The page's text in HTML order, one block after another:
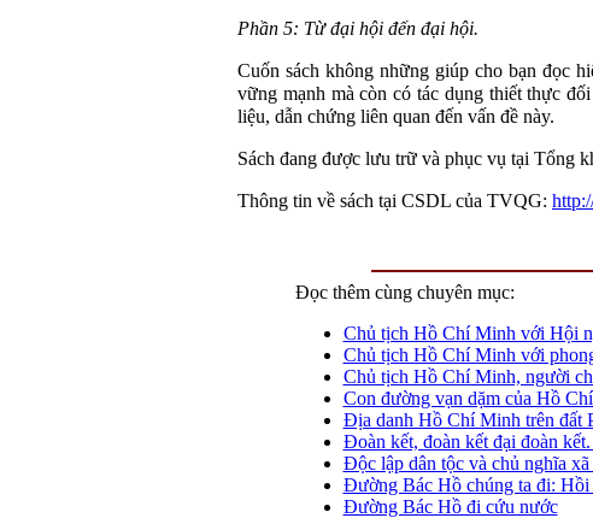
Phần 5: Từ đại hội đến đại hội.
Cuốn sách không những giúp cho bạn đọc
vững mạnh mà còn có tác dụng thiết thực
liệu, dẫn chứng liên quan đến vấn đề này.
Sách đang được lưu trữ và phục vụ tại Tổng
Thông tin về sách tại CSDL của TVQG:
Đọc thêm cùng chuyên mục:
Chủ tịch Hồ Chí Minh với Hội
Chủ tịch Hồ Chí Minh với
Chủ tịch Hồ Chí Minh, người
Con đường vạn dặm của Hồ
Địa danh Hồ Chí Minh trên đất
Đoàn kết, đoàn kết đại đoàn
Độc lập dân tộc và chủ nghĩa
Đường Bác Hồ chúng ta đi:
Đường Bác Hồ đi cứu nước